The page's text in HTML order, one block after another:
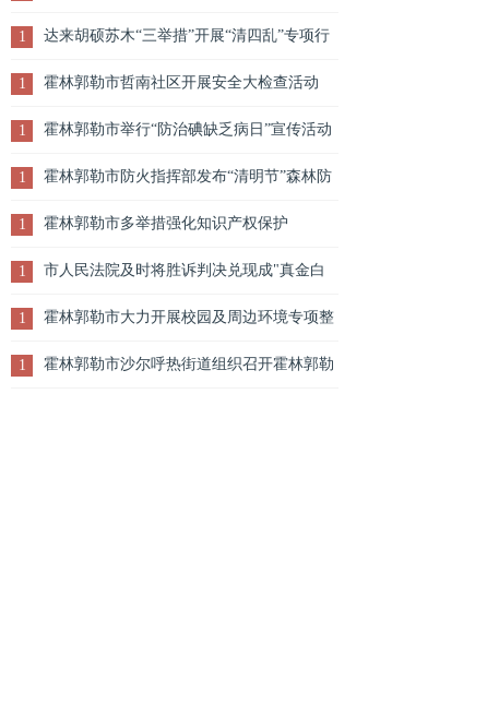
人节慰问演出
1 达来胡硕苏木“三举措”开展“清四乱”专项行
动1 霍林郭勒市哲南社区开展安全大检查活动
1 霍林郭勒市举行“防治碘缺乏病日”宣传活动
1 霍林郭勒市防火指挥部发布“清明节”森林防
火通告
1 霍林郭勒市多举措强化知识产权保护
1 市人民法院及时将胜诉判决兑现成"真金白
银"装进老百姓的口袋里
1 霍林郭勒市大力开展校园及周边环境专项整
治行动
1 霍林郭勒市沙尔呼热街道组织召开霍林郭勒